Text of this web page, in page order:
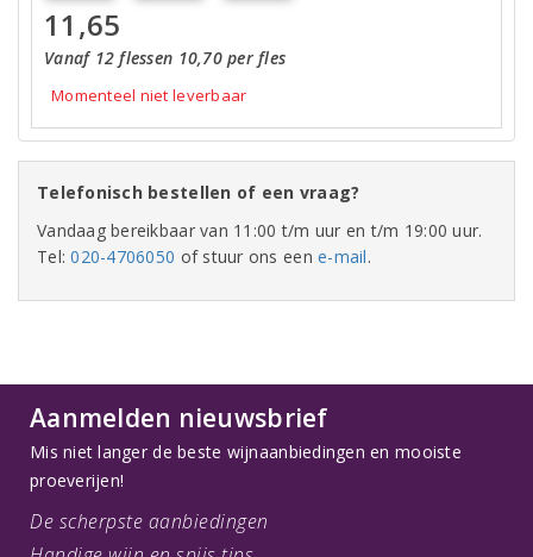
11,65
Vanaf 12 flessen 10,70 per fles
Momenteel niet leverbaar
Telefonisch bestellen of een vraag?
Vandaag bereikbaar van 11:00 t/m uur en t/m 19:00 uur.
Tel:020-4706050 of stuur ons eene-mail.
Aanmelden nieuwsbrief
Mis niet langer de beste wijnaanbiedingen en mooiste
proeverijen!
De scherpste aanbiedingen